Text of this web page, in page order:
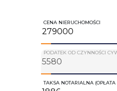
CENA NIERUCHOMOŚCI
PODATEK OD CZYNNOŚCI
TAKSA NOTARIALNA